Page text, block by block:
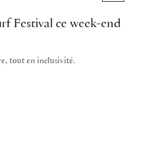
Festival ce week-end
tout en inclusivité.